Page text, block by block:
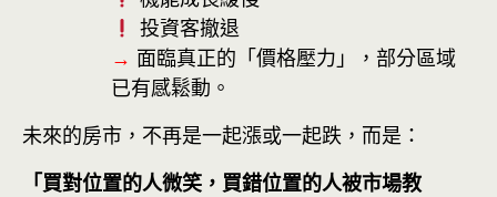
投資客撤退
→ 面臨真正的「價格壓力」，部分區域
已有感鬆動。
未來的房市，不再是一起漲或一起跌，而是：
「買對位置的人微笑，買錯位置的人被市場教